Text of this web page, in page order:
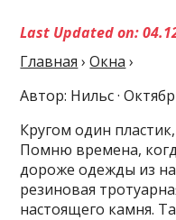
Last Updated on:
Главная ›Окна ›
Автор: Нильс ·
Кругом один
Помню времена,
дороже одежды из
резиновая
настоящего камня.